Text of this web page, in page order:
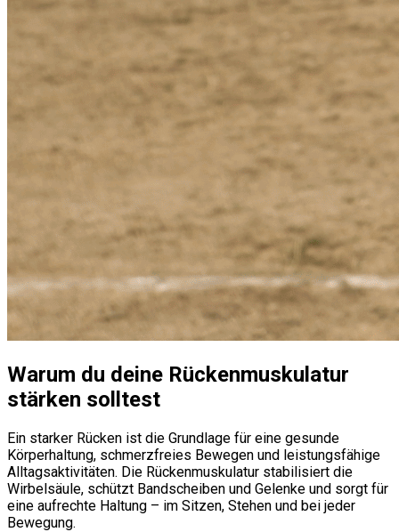
Warum du deine Rückenmuskulatur
stärken solltest
Ein starker Rücken ist die Grundlage für eine gesunde
Körperhaltung, schmerzfreies Bewegen und leistungsfähige
Alltagsaktivitäten. Die Rückenmuskulatur stabilisiert die
Wirbelsäule, schützt Bandscheiben und Gelenke und sorgt für
eine aufrechte Haltung – im Sitzen, Stehen und bei jeder
Bewegung.